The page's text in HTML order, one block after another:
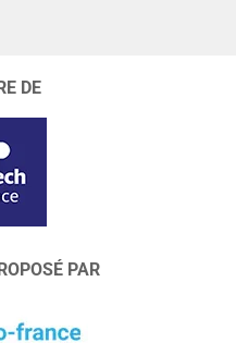
DE
PAR